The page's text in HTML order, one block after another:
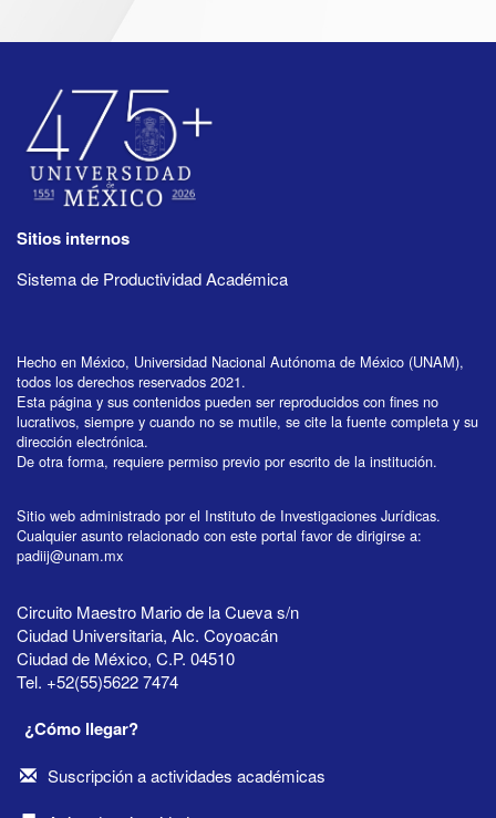
Sitios internos
Sistema de Productividad Académica
Hecho en México, Universidad Nacional Autónoma de México (UNAM),
todos los derechos reservados 2021.
Esta página y sus contenidos pueden ser reproducidos con fines no
lucrativos, siempre y cuando no se mutile, se cite la fuente completa y su
dirección electrónica.
De otra forma, requiere permiso previo por escrito de la institución.
Sitio web administrado por el Instituto de Investigaciones Jurídicas.
Cualquier asunto relacionado con este portal favor de dirigirse a:
padiij@unam.mx
Circuito Maestro Mario de la Cueva s/n
Ciudad Universitaria, Alc. Coyoacán
Ciudad de México, C.P. 04510
Tel. +52(55)5622 7474
¿Cómo llegar?
Suscripción a actividades académicas